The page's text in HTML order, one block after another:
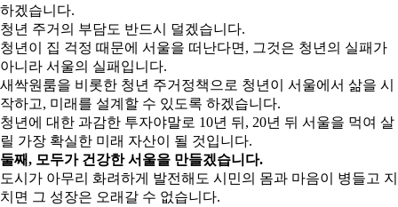
하겠습니다.
청년 주거의 부담도 반드시 덜겠습니다.
청년이 집 걱정 때문에 서울을 떠난다면, 그것은 청년의 실패가
아니라 서울의 실패입니다.
새싹원룸을 비롯한 청년 주거정책으로 청년이 서울에서 삶을 시
작하고, 미래를 설계할 수 있도록 하겠습니다.
청년에 대한 과감한 투자야말로 10년 뒤, 20년 뒤 서울을 먹여 살
릴 가장 확실한 미래 자산이 될 것입니다.
둘째, 모두가 건강한 서울을 만들겠습니다.
도시가 아무리 화려하게 발전해도 시민의 몸과 마음이 병들고 지
치면 그 성장은 오래갈 수 없습니다.